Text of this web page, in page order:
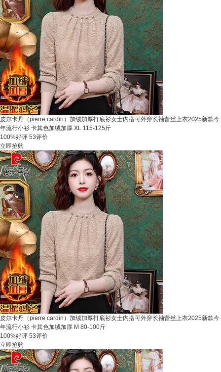
皮尔卡丹（pierre cardin）加绒加厚打底衫女士内搭可外穿长袖蕾丝上衣2025新款今
年流行小衫 卡其色加绒加厚 XL 115-125斤
100%好评 53评价
立即抢购
皮尔卡丹（pierre cardin）加绒加厚打底衫女士内搭可外穿长袖蕾丝上衣2025新款今
年流行小衫 卡其色加绒加厚 M 80-100斤
100%好评 53评价
立即抢购